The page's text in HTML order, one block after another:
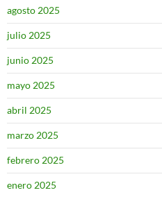
agosto 2025
julio 2025
junio 2025
mayo 2025
abril 2025
marzo 2025
febrero 2025
enero 2025